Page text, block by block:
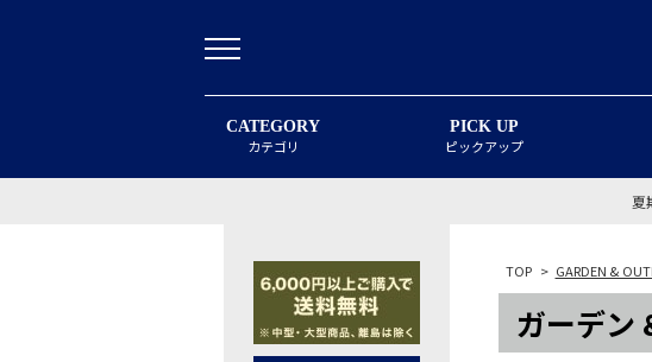
CATEGORY
カテゴリ
PICK UP
ピックアップ
夏
TOP > GARDEN &
ガーデン